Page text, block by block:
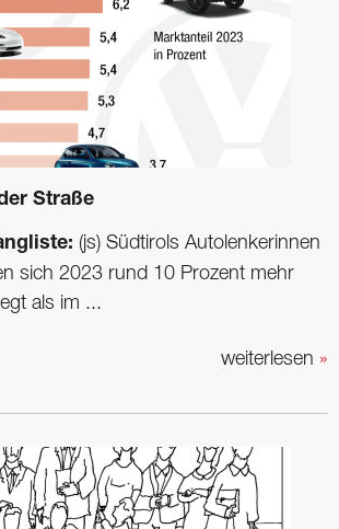
Straße
(js) Südtirols Autolenkerinnen
sich 2023 rund 10 Prozent mehr
als im ...
weiterlesen »